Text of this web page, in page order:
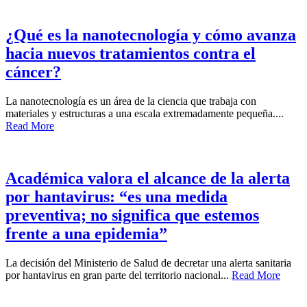
¿Qué es la nanotecnología y cómo avanza
hacia nuevos tratamientos contra el
cáncer?
La nanotecnología es un área de la ciencia que trabaja con
materiales y estructuras a una escala extremadamente pequeña....
Read More
Académica valora el alcance de la alerta
por hantavirus: “es una medida
preventiva; no significa que estemos
frente a una epidemia”
La decisión del Ministerio de Salud de decretar una alerta sanitaria
por hantavirus en gran parte del territorio nacional... Read More